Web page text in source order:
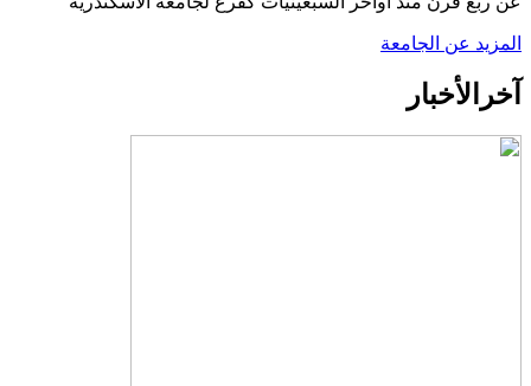
المزيد عن الجامعة
آخر الأخبار